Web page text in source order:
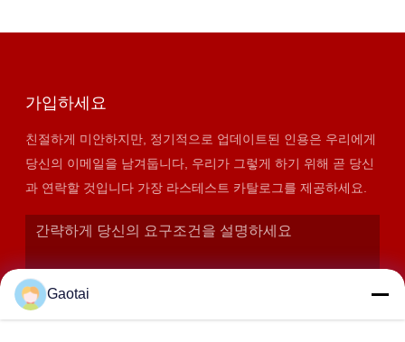
가입하세요
친절하게 미안하지만, 정기적으로 업데이트된 인용은 우리에게
당신의 이메일을 남겨둡니다, 우리가 그렇게 하기 위해 곧 당신
과 연락할 것입니다 가장 라스테스트 카탈로그를 제공하세요.
Gaotai